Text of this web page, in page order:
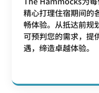
精心打理住宿期间的
畅体验。从抵达前规
可预判您的需求，提
遇，缔造卓越体验。